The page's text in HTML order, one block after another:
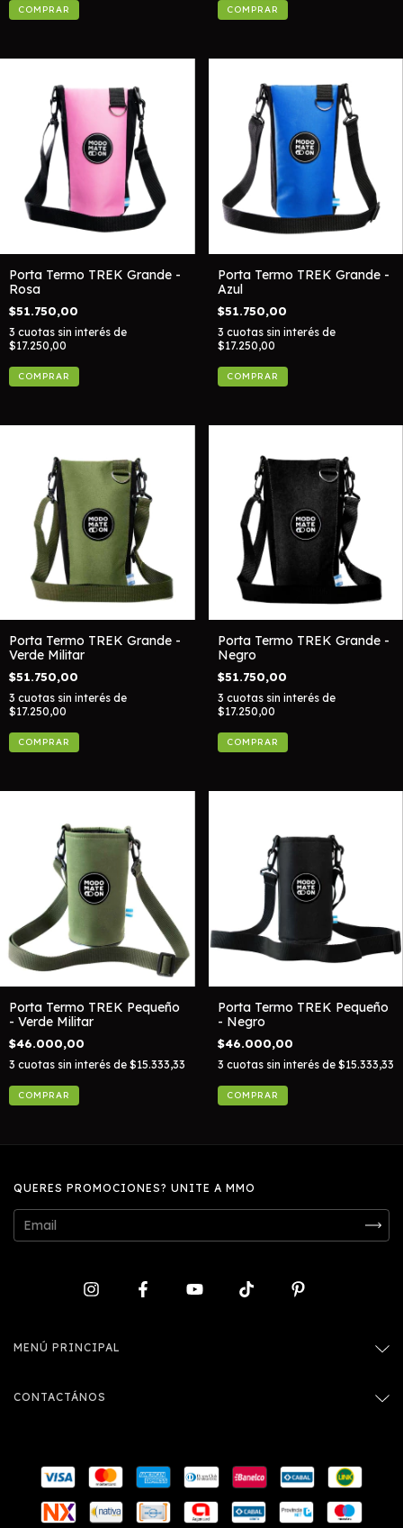
Porta Termo TREK Grande -
Rosa
$51.750,00
3 cuotas sin interés de
$17.250,00
Porta Termo TREK Grande -
Azul
$51.750,00
3 cuotas sin interés de
$17.250,00
Porta Termo TREK Grande -
Verde Militar
$51.750,00
3 cuotas sin interés de
$17.250,00
Porta Termo TREK Grande -
Negro
$51.750,00
3 cuotas sin interés de
$17.250,00
Porta Termo TREK Pequeño
- Verde Militar
$46.000,00
3 cuotas sin interés de $15.333,33
Porta Termo TREK Pequeño
- Negro
$46.000,00
3 cuotas sin interés de $15.333,33
QUERES PROMOCIONES? UNITE A MMO
MENÚ PRINCIPAL
CONTACTÁNOS